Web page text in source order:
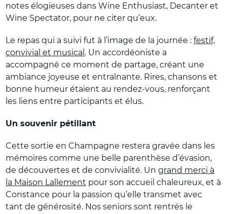
notes élogieuses dans Wine Enthusiast, Decanter et
Wine Spectator, pour ne citer qu’eux.
Le repas qui a suivi fut à l’image de la journée :festif,
convivial et musical . Un accordéoniste a
accompagné ce moment de partage, créant une
ambiance joyeuse et entraînante. Rires, chansons et
bonne humeur étaient au rendez-vous, renforçant
les liens entre participants et élus.
Un souvenir pétillant
Cette sortie en Champagne restera gravée dans les
mémoires comme une belle parenthèse d’évasion,
de découvertes et de convivialité. Ungrand merci à
la Maison Lallement pour son accueil chaleureux, et à
Constance pour la passion qu’elle transmet avec
tant de générosité. Nos seniors sont rentrés le